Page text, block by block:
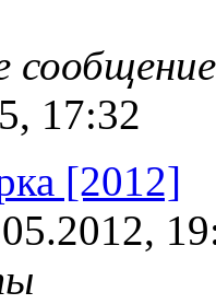
17:32
[2012]